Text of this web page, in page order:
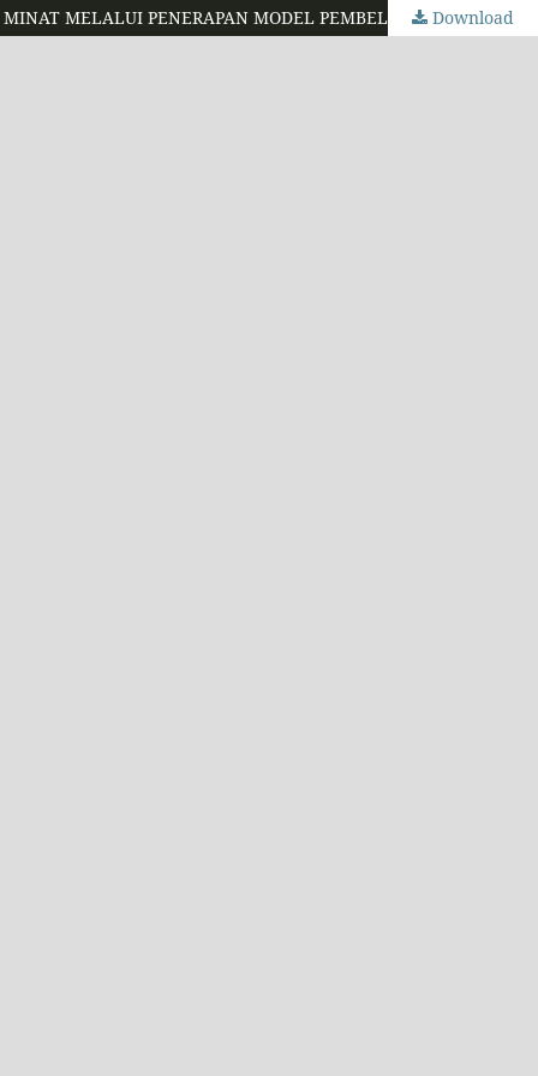
UPAYA MENINGKATKAN MINAT DAN PRESTASI BELAJAR SISWA PADA MATERI JARINGAN MATA PELAJARAN BIOLOGI LINTAS MINAT MELALUI PENERAPAN MODEL PEMBELAJARAN MAKE A MATCH
Download